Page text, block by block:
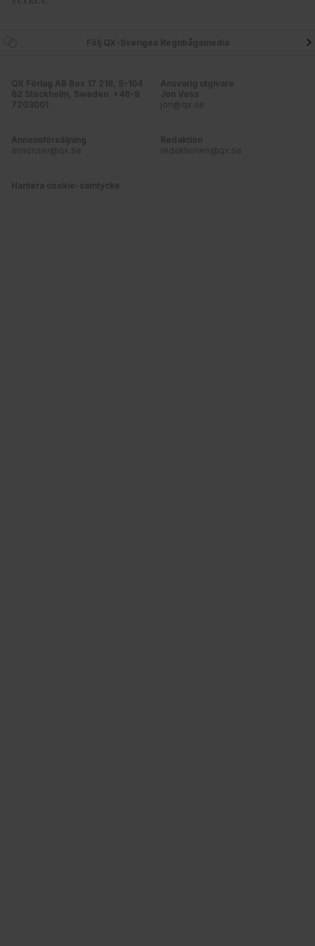
information som du har tillhandahållit eller som de har
våra cookies vid fortsatt användande av vår webbplats.
Följ QX-Sveriges Regnbågsmedia
QX Förlag AB Box 17 218, S-104
62 Stockholm, Sweden. +46-8
7203001
Ansvarig utgivare
Jon Voss
jon@qx.se
Annonsförsäljning
annonser@qx.se
Redaktion
redaktionen@qx.se
Hantera cookie-samtycke